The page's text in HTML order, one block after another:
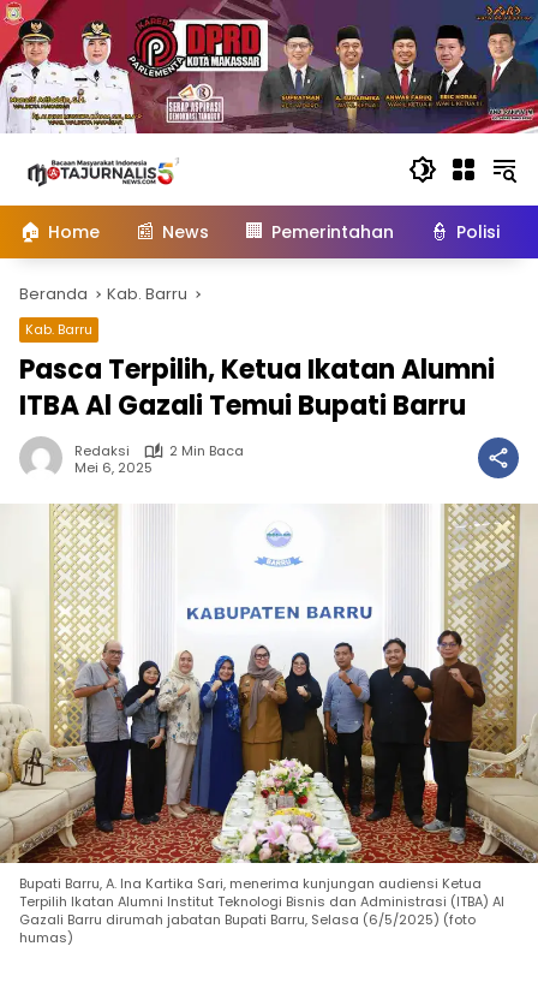
konten
🏠 Home 📰 News 🏢 Pemerintahan 👮 Polisi
Beranda Kab. Barru
Kab. Barru
Pasca Terpilih, Ketua Ikatan Alumni
ITBA Al Gazali Temui Bupati Barru
Redaksi
2 Min Baca
Mei 6, 2025
Bupati Barru, A. Ina Kartika Sari, menerima kunjungan audiensi Ketua
Terpilih Ikatan Alumni Institut Teknologi Bisnis dan Administrasi (ITBA) Al
Gazali Barru dirumah jabatan Bupati Barru, Selasa (6/5/2025) (foto
humas)